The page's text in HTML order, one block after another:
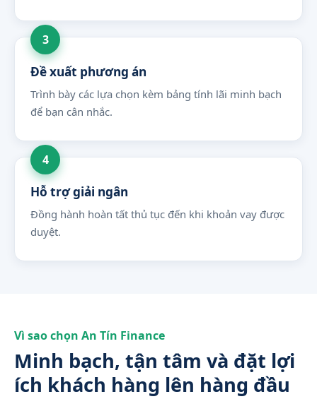
Đề xuất phương án
Trình bày các lựa chọn kèm bảng tính lãi minh bạch
để bạn cân nhắc.
Hỗ trợ giải ngân
Đồng hành hoàn tất thủ tục đến khi khoản vay được
duyệt.
Vì sao chọn An Tín Finance
Minh bạch, tận tâm và đặt lợi
ích khách hàng lên hàng đầu